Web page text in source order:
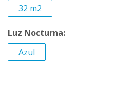
32 m2
Luz Nocturna:
Azul